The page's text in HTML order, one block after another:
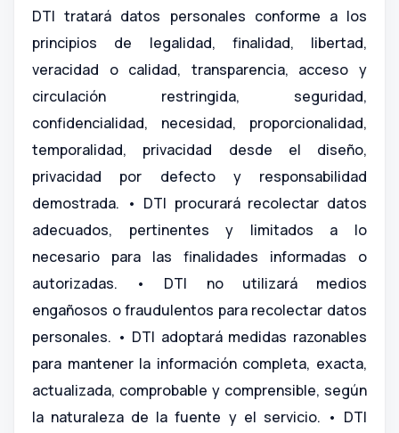
DTI tratará datos personales conforme a los
principios de legalidad, finalidad, libertad,
veracidad o calidad, transparencia, acceso y
circulación restringida, seguridad,
confidencialidad, necesidad, proporcionalidad,
temporalidad, privacidad desde el diseño,
privacidad por defecto y responsabilidad
demostrada. • DTI procurará recolectar datos
adecuados, pertinentes y limitados a lo
necesario para las finalidades informadas o
autorizadas. • DTI no utilizará medios
engañosos o fraudulentos para recolectar datos
personales. • DTI adoptará medidas razonables
para mantener la información completa, exacta,
actualizada, comprobable y comprensible, según
la naturaleza de la fuente y el servicio. • DTI